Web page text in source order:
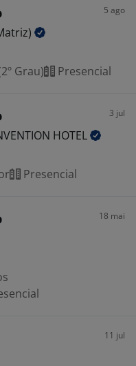
5 ago
Grau) Presencial
3 jul
HOTEL
Presencial
18 mai
11 jul